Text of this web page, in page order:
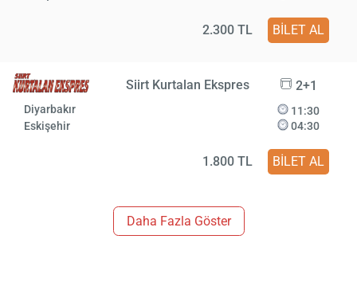
2.300 TL BİLET AL
Siirt Kurtalan Ekspres 2+1
Diyarbakır
Eskişehir
11:30
04:30
1.800 TL BİLET AL
Daha Fazla Göster